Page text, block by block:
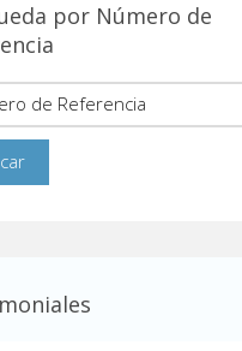
por Número de